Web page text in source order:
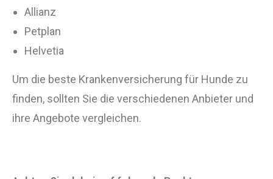
Allianz
Petplan
Helvetia
Um die beste Krankenversicherung für Hunde zu
finden, sollten Sie die verschiedenen Anbieter und
ihre Angebote vergleichen.